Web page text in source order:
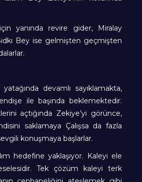
yanında revire gider, Miralay
Bey ise gelmişten geçmişten
devamlı sayıklamakta,
ile başında beklemektedir.
açtığında Zekiye’yi görünce,
saklamaya Çalışsa da fazla
konuşmaya başlarlar.
hedefine yaklaşıyor. Kaleyi ele
Tek çözüm kaleyi terk